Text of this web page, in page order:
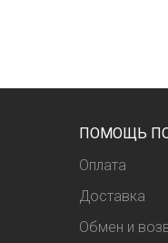
ПОМОЩЬ
Оплата
Доставка
Обмен и